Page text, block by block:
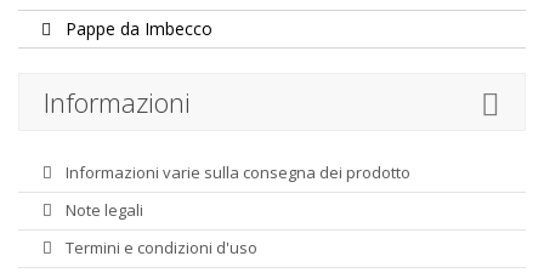
Pappe da Imbecco
Informazioni
Informazioni varie sulla consegna dei prodotto
Note legali
Termini e condizioni d'uso